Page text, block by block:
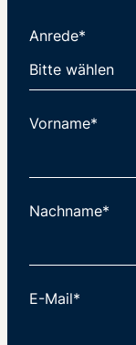
Anrede*
Vorname*
Nachname*
E-Mail*